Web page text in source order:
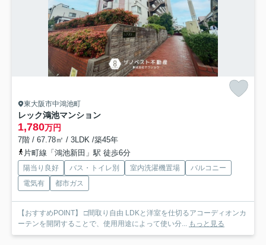
東大阪市中鴻池町
レック鴻池マンション
1,780万円
7階 / 67.78㎡ / 3LDK /築45年
片町線「鴻池新田」駅 徒歩6分
陽当り良好 バス・トイレ別 室内洗濯機置場
バルコニー
電気有
都市ガス
【おすすめPOINT】 □間取り自由 LDKと洋室を仕切るアコーディオンカ
ーテンを開閉することで、使用用途によって使い分...
もっと見る